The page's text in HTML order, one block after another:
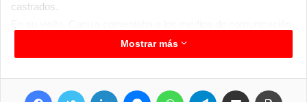
castrados.
que además del servicio de castración, también se hacen
vacunaciones antirrábicas y desparasitaciones, en cada sector
se estima que se hacen un centenar de vacunaciones, lo cual
va ayudando a proteger a los animales, el jefe comunal además
Mostrar más
Facebook Twitter LinkedIn MessengerWhatsApp Telegram Compartir por correo electrónico